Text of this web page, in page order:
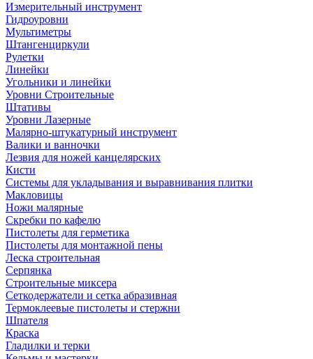
Измерительный инструмент
Гидроуровни
Мультиметры
Штангенциркули
Рулетки
Линейки
Угольники и линейки
Уровни Строительные
Штативы
Уровни Лазерные
Малярно-штукатурный инструмент
Валики и ванночки
Лезвия для ножей канцелярских
Кисти
Системы для укладывания и выравнивания плитки
Макловицы
Ножи малярные
Скребки по кафелю
Пистолеты для герметика
Пистолеты для монтажной пены
Леска строительная
Серпянка
Строительные миксера
Сеткодержатели и сетка абразивная
Термоклеевые пистолеты и стержни
Шпателя
Краска
Гладилки и терки